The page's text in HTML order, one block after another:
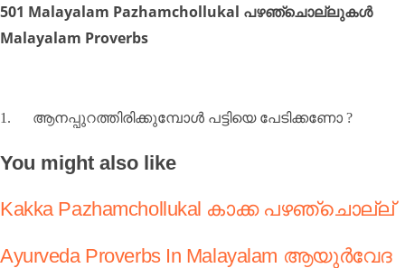
501 Malayalam Pazhamchollukal പഴഞ്ചൊല്ലുകള്‍
Malayalam Proverbs
1. ആനപ്പുറത്തിരിക്കുമ്പോള്‍ പട്ടിയെ പേടിക്കണോ ?
You might also like
Kakka Pazhamchollukal കാക്ക പഴഞ്ചൊല്ല്
Ayurveda Proverbs In Malayalam ആയുർവേദ